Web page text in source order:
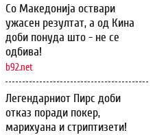
Со Македонија оствари
ужасен резултат, а од Кина
доби понуда што - не се
одбива!
b92.net
Легендарниот Пирс доби
отказ поради покер,
марихуана и стриптизети!